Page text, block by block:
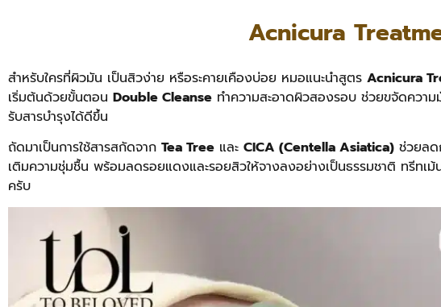
Acnicura
สำหรับใครที่ผิวมัน เป็นสิวง่าย หรือระคายเคืองบ่อย หมอแนะนำสูตร Acnicura
เริ่มต้นด้วยขั้นตอน Double Cleanse ทำความสะอาดผิวสองรอบ ช่วยขจัดควา
รับสารบำรุงได้ดีขึ้น
ถัดมาเป็นการใช้สารสกัดจาก Tea Tree และ CICA (Centella Asiatica) ช่วยลด
เติมความชุ่มชื้น พร้อมลดรอยแดงและรอยสิวให้จางลงอย่างเป็นธรรมชาติ ทรีทเ
ครับ